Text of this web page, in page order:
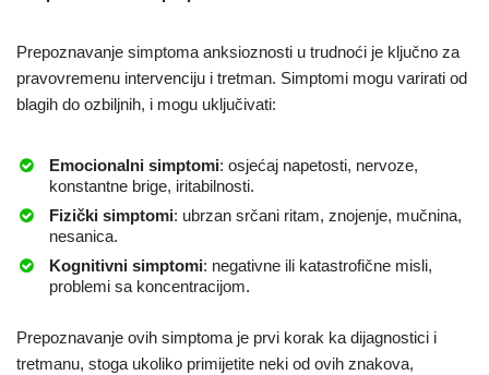
Prepoznavanje simptoma anksioznosti u trudnoći je ključno za
pravovremenu intervenciju i tretman. Simptomi mogu varirati od
blagih do ozbiljnih, i mogu uključivati:
Emocionalni simptomi: osjećaj napetosti, nervoze,
konstantne brige, iritabilnosti.
Fizički simptomi: ubrzan srčani ritam, znojenje, mučnina,
nesanica.
Kognitivni simptomi: negativne ili katastrofične misli,
problemi sa koncentracijom.
Prepoznavanje ovih simptoma je prvi korak ka dijagnostici i
tretmanu, stoga ukoliko primijetite neki od ovih znakova,